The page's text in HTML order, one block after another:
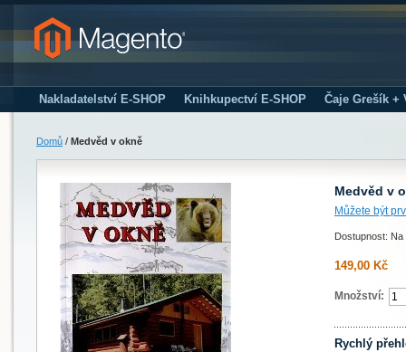
Nakladatelství E-SHOP Knihkupectví E-SHOP Čaje Grešík +
Domů / Medvěd v okně
Medvěd v
Můžete být
Dostupnost: Na
149,00 Kč
Množství:
Rychlý